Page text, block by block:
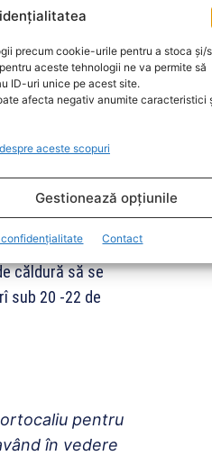
precum cookie-urile pentru a stoca și/
aceste tehnologii ne va permite să
ID-uri unice pe acest site.
afecta negativ anumite caracteristici
aceste scopuri
Gestionează opțiunile
Contact
situația în
devină unul
cu prefecţii.
pentru
cod portocaliu
vestul
căldură să se
sub 20 -22 de
pentru
în vedere